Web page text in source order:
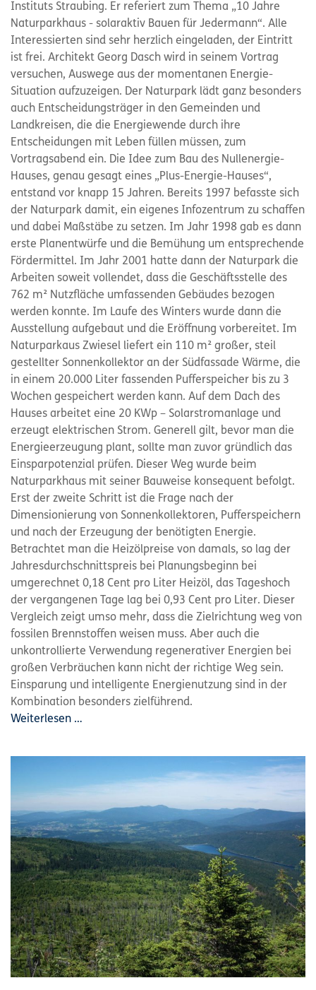
Instituts Straubing. Er referiert zum Thema „10 Jahre
Naturparkhaus - solaraktiv Bauen für Jedermann“. Alle
Interessierten sind sehr herzlich eingeladen, der Eintritt
ist frei. Architekt Georg Dasch wird in seinem Vortrag
versuchen, Auswege aus der momentanen Energie-
Situation aufzuzeigen. Der Naturpark lädt ganz besonders
auch Entscheidungsträger in den Gemeinden und
Landkreisen, die die Energiewende durch ihre
Entscheidungen mit Leben füllen müssen, zum
Vortragsabend ein. Die Idee zum Bau des Nullenergie-
Hauses, genau gesagt eines „Plus-Energie-Hauses“,
entstand vor knapp 15 Jahren. Bereits 1997 befasste sich
der Naturpark damit, ein eigenes Infozentrum zu schaffen
und dabei Maßstäbe zu setzen. Im Jahr 1998 gab es dann
erste Planentwürfe und die Bemühung um entsprechende
Fördermittel. Im Jahr 2001 hatte dann der Naturpark die
Arbeiten soweit vollendet, dass die Geschäftsstelle des
762 m² Nutzfläche umfassenden Gebäudes bezogen
werden konnte. Im Laufe des Winters wurde dann die
Ausstellung aufgebaut und die Eröffnung vorbereitet. Im
Naturparkaus Zwiesel liefert ein 110 m² großer, steil
gestellter Sonnenkollektor an der Südfassade Wärme, die
in einem 20.000 Liter fassenden Pufferspeicher bis zu 3
Wochen gespeichert werden kann. Auf dem Dach des
Hauses arbeitet eine 20 KWp – Solarstromanlage und
erzeugt elektrischen Strom. Generell gilt, bevor man die
Energieerzeugung plant, sollte man zuvor gründlich das
Einsparpotenzial prüfen. Dieser Weg wurde beim
Naturparkhaus mit seiner Bauweise konsequent befolgt.
Erst der zweite Schritt ist die Frage nach der
Dimensionierung von Sonnenkollektoren, Pufferspeichern
und nach der Erzeugung der benötigten Energie.
Betrachtet man die Heizölpreise von damals, so lag der
Jahresdurchschnittspreis bei Planungsbeginn bei
umgerechnet 0,18 Cent pro Liter Heizöl, das Tageshoch
der vergangenen Tage lag bei 0,93 Cent pro Liter. Dieser
Vergleich zeigt umso mehr, dass die Zielrichtung weg von
fossilen Brennstoffen weisen muss. Aber auch die
unkontrollierte Verwendung regenerativer Energien bei
großen Verbräuchen kann nicht der richtige Weg sein.
Einsparung und intelligente Energienutzung sind in der
Kombination besonders zielführend.
Weiterlesen …